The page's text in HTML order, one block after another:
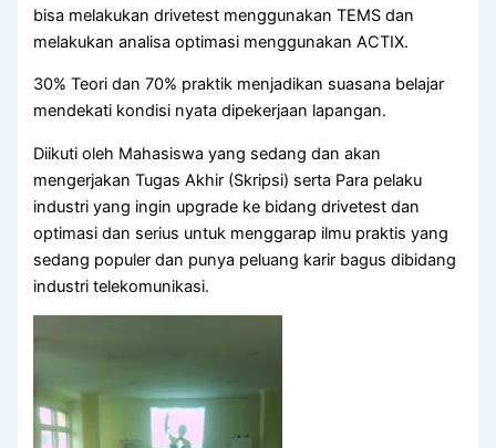
bisa melakukan drivetest menggunakan TEMS dan
melakukan analisa optimasi menggunakan ACTIX.
30% Teori dan 70% praktik menjadikan suasana belajar
mendekati kondisi nyata dipekerjaan lapangan.
Diikuti oleh Mahasiswa yang sedang dan akan
mengerjakan Tugas Akhir (Skripsi) serta Para pelaku
industri yang ingin upgrade ke bidang drivetest dan
optimasi dan serius untuk menggarap ilmu praktis yang
sedang populer dan punya peluang karir bagus dibidang
industri telekomunikasi.